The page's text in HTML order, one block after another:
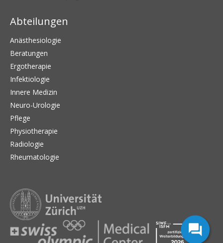
Abteilungen
Anästhesiologie
Beratungen
Ergotherapie
Infektiologie
Innere Medizin
Neuro-Urologie
Pflege
Physiotherapie
Radiologie
Rheumatologie